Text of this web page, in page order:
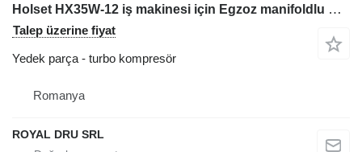
Holset HX35W-12 iş makinesi için Egzoz manifoldlu HX35W 12 turboşarj turbo kompresör
Talep üzerine fiyat
Yedek parça - turbo kompresör
Romanya
ROYAL DRU SRL